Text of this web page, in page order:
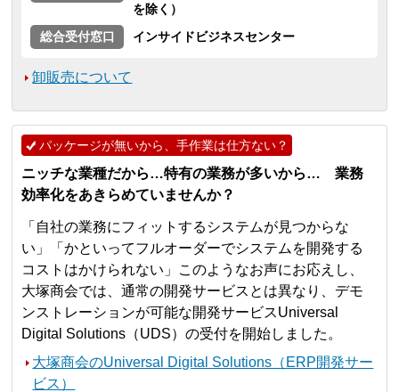
を除く）
総合受付窓口
インサイドビジネスセンター
卸販売について
パッケージが無いから、手作業は仕方ない？
ニッチな業種だから…特有の業務が多いから… 業務
効率化をあきらめていませんか？
「自社の業務にフィットするシステムが見つからな
い」「かといってフルオーダーでシステムを開発する
コストはかけられない」このようなお声にお応えし、
大塚商会では、通常の開発サービスとは異なり、デモ
ンストレーションが可能な開発サービスUniversal
Digital Solutions（UDS）の受付を開始しました。
大塚商会のUniversal Digital Solutions（ERP開発サー
ビス）